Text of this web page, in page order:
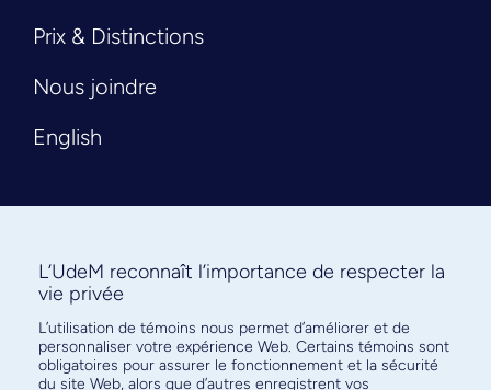
Prix & Distinctions
Nous joindre
English
Abonnez-vous à notre infolettre
pour connaître l’actualité facultaire
L’UdeM reconnaît l’importance de respecter la
vie privée
L’utilisation de témoins nous permet d’améliorer et de
personnaliser votre expérience Web. Certains témoins sont
obligatoires pour assurer le fonctionnement et la sécurité
du site Web, alors que d’autres enregistrent vos